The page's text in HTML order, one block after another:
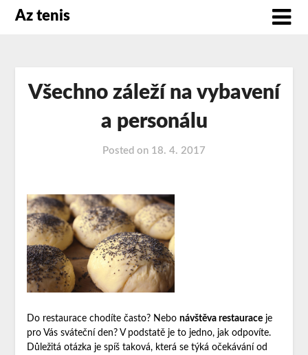
Az tenis
Všechno záleží na vybavení
a personálu
Posted on 18. 4. 2017
Do restaurace chodíte často? Nebo návštěva restauraceje
pro Vás sváteční den? V podstatě je to jedno, jak odpovíte.
Důležitá otázka je spíš taková, která se týká očekávání od